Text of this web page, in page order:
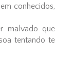
conhecidos,
malvado que
tentando te